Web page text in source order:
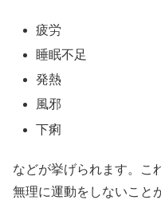
疲労
睡眠不足
発熱
風邪
下痢
などが挙げられます。こ
無理に運動をしないこと